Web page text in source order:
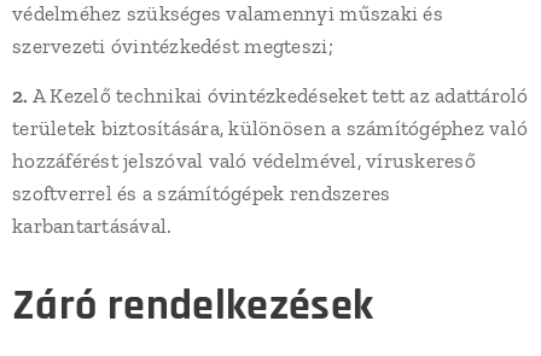
védelméhez szükséges valamennyi műszaki és
szervezeti óvintézkedést megteszi;
2. A Kezelő technikai óvintézkedéseket tett az adattároló
területek biztosítására, különösen a számítógéphez való
hozzáférést jelszóval való védelmével, víruskereső
szoftverrel és a számítógépek rendszeres
karbantartásával.
Záró rendelkezések